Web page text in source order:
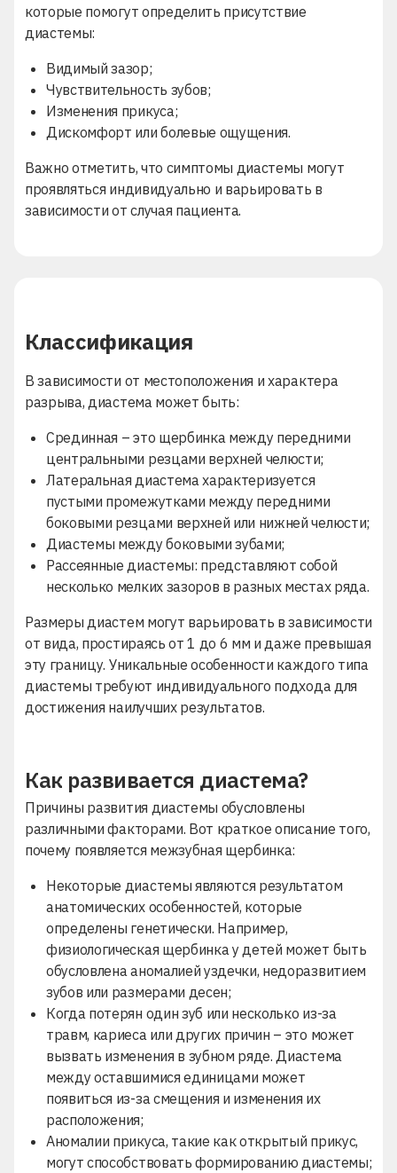
которые помогут определить присутствие
диастемы:
Видимый зазор;
Чувствительность зубов;
Изменения прикуса;
Дискомфорт или болевые ощущения.
Важно отметить, что симптомы диастемы могут
проявляться индивидуально и варьировать в
зависимости от случая пациента.
Классификация
В зависимости от местоположения и характера
разрыва, диастема может быть:
Срединная – это щербинка между передними
центральными резцами верхней челюсти;
Латеральная диастема характеризуется
пустыми промежутками между передними
боковыми резцами верхней или нижней челюсти;
Диастемы между боковыми зубами;
Рассеянные диастемы: представляют собой
несколько мелких зазоров в разных местах ряда.
Размеры диастем могут варьировать в зависимости
от вида, простираясь от 1 до 6 мм и даже превышая
эту границу. Уникальные особенности каждого типа
диастемы требуют индивидуального подхода для
достижения наилучших результатов.
Как развивается диастема?
Причины развития диастемы обусловлены
различными факторами. Вот краткое описание того,
почему появляется межзубная щербинка:
Некоторые диастемы являются результатом
анатомических особенностей, которые
определены генетически. Например,
физиологическая щербинка у детей может быть
обусловлена аномалией уздечки, недоразвитием
зубов или размерами десен;
Когда потерян один зуб или несколько из-за
травм, кариеса или других причин – это может
вызвать изменения в зубном ряде. Диастема
между оставшимися единицами может
появиться из-за смещения и изменения их
расположения;
Аномалии прикуса, такие как открытый прикус,
могут способствовать формированию диастемы;